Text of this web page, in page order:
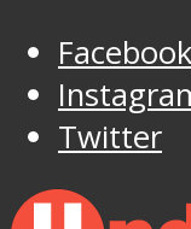
Facebook
Twitter